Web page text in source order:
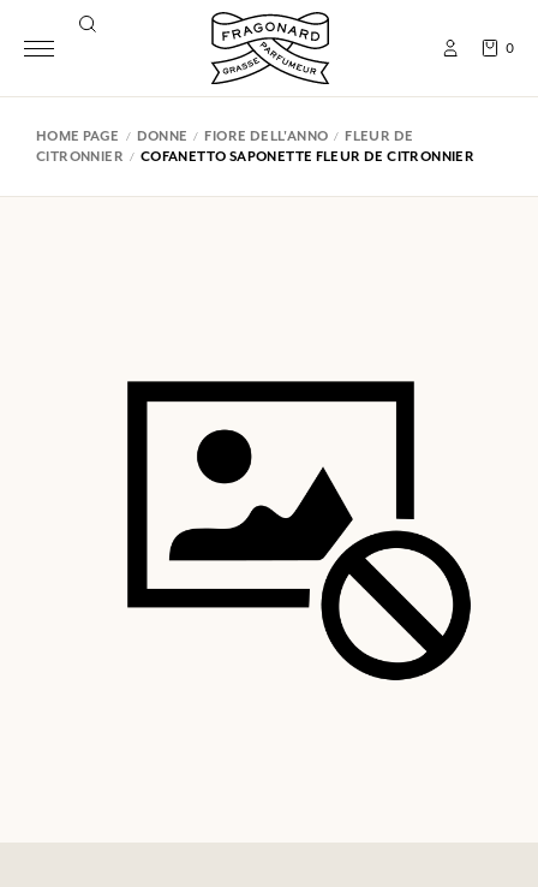
0
HOME PAGE DONNE FIORE DELL'ANNO
FLEUR DE
CITRONNIER
COFANETTO SAPONETTE FLEUR DE CITRONNIER